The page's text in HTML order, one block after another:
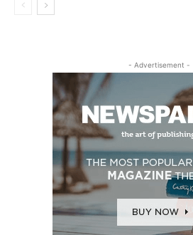
- Advertisement -